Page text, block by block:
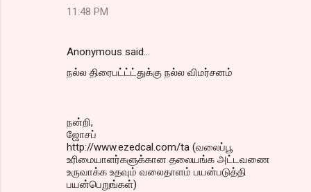
11:48 PM
Anonymous said…
நல்ல திரைபட்ட்ட்துக்கு நல்ல விமர்சனம்
நன்றி,
ஜோசப்
http://www.ezedcal.com/ta (வலைப்பூ
உரிமையாளர்களுக்கான தலையங்க அட்டவணை
உருவாக்க உதவும் வலைதாளம் பயன்படுத்தி
பயன்பெறுங்கள்)